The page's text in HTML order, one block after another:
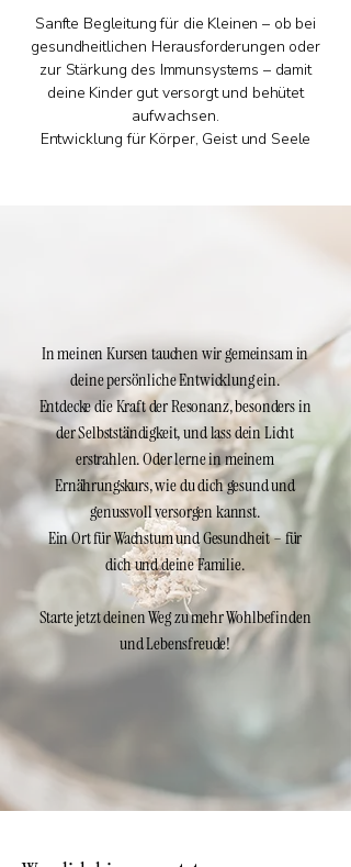
​​Sanfte Begleitung für die Kleinen – ob bei
gesundheitlichen Herausforderungen oder
zur Stärkung des Immunsystems – damit
deine Kinder gut versorgt und behütet
aufwachsen.
Entwicklung für Körper, Geist und Seele
In meinen Kursen tauchen wir gemeinsam in
deine persönliche Entwicklung ein.
Entdecke die Kraft der Resonanz, besonders in
der Selbstständigkeit, und lass dein Licht
erstrahlen. Oder lerne in meinem
Ernährungskurs, wie du dich gesund und
genussvoll versorgen kannst.
Ein Ort für Wachstum und Gesundheit – für
dich und deine Familie.
Starte jetzt deinen Weg zu mehr Wohlbefinden
und Lebensfreude!